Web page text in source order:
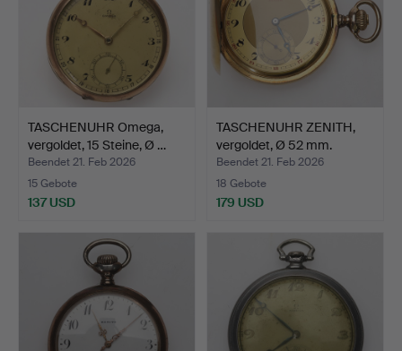
TASCHENUHR Omega,
vergoldet, 15 Steine, Ø …
Beendet 21. Feb 2026
15 Gebote
137 USD
TASCHENUHR ZENITH,
vergoldet, Ø 52 mm.
Beendet 21. Feb 2026
18 Gebote
179 USD